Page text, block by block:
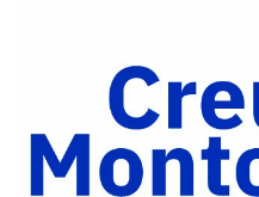
Facebook
Partager
Twitter
Partager
par
e-